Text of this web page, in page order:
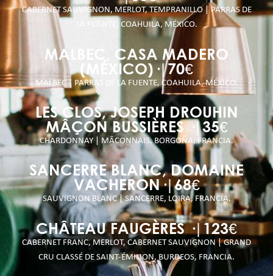
CABERNET SAUVIGNON, MERLOT, TEMPRANILLO | PARRAS DE
LA FUENTE, COAHUILA, MÉXICO.
MALBEC, CASA MADERO
(MÉXICO)·|70€
MALBEC | PARRAS DE LA FUENTE, COAHUILA, MÉXICO.
LES CLOS, JOSEPH DROUHIN
MÂÇON BUSSIÈRES ·|35€
CHARDONNAY | MÂCONNAIS, BORGOÑA, FRANCIA.
SANCERRE BLANC, DOMAINE
VACHERON·|68€
SAUVIGNON BLANC | SANCERRE, LOIRA, FRANCIA.
CHÂTEAU FAUGÈRES ·|123€
CABERNET FRANC, MERLOT, CABERNET SAUVIGNON | GRAND
CRU CLASSÉ DE SAINT-ÉMILION, BURDEOS, FRANCIA.